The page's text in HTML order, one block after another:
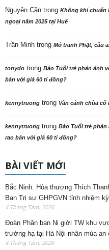
Nguyên Cần trong Không khí chuẩn
ngoại năm 2025 tại Huế
Trần Minh trong Mở tranh Phật, cầu
tonydo trong Báo Tuổi trẻ phản ảnh
bán với giá 60 tỉ đồng?
kennytruong trong Vãn cảnh chùa cổ
kennytruong trong Báo Tuổi trẻ phản
rao bán với giá 60 tỉ đồng?
BÀI VIẾT MỚI
Bắc Ninh: Hòa thượng Thích
Ban Trị sự GHPGVN tỉnh nhiệm
4 Tháng Tám, 2026
Đoàn Phân ban Ni giới TW khu
trường hạ tại Hà Nội nhân mùa an
4 Tháng Tám, 2026